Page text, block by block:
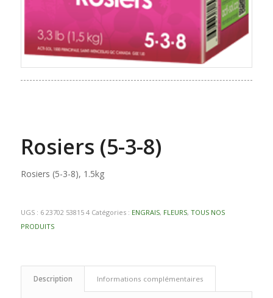
Rosiers (5-3-8)
Rosiers (5-3-8), 1.5kg
UGS : 6 23702 53815 4 Catégories : ENGRAIS, FLEURS, TOUS NOS
PRODUITS
Description Informations complémentaires